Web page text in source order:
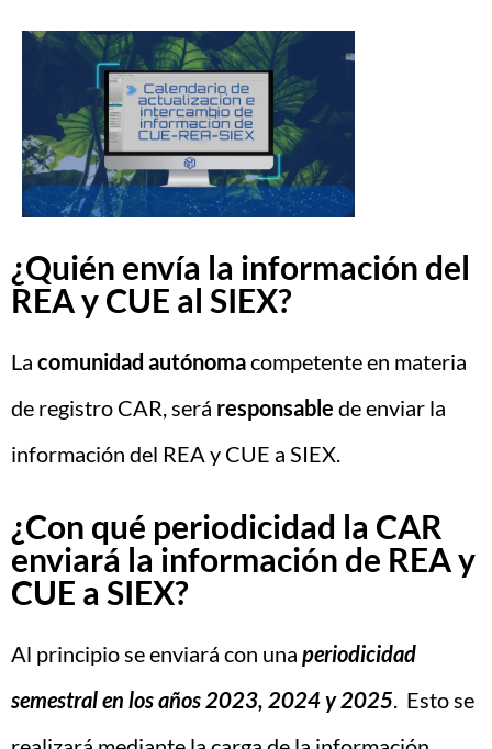
¿Quién envía la información del
REA y CUE al SIEX?
La comunidad autónomacompetente en materia
de registro CAR, será responsable de enviar la
información del REA y CUE a SIEX.
¿Con qué periodicidad la CAR
enviará la información de REA y
CUE a SIEX?
Al principio se enviará con una periodicidad
semestral en los años 2023, 2024 y 2025. Esto se